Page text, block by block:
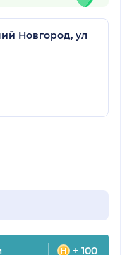
Новгород, ул
+ 100